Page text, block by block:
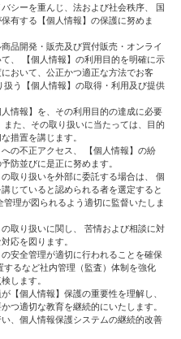
シーを重んじ、法および社会秩序、 国
有する【個人情報】の保護に努めま
品開発・販売及び買付販売・オンライ
、 【個人情報】の利用目的を明確に示
おいて、公正かつ適正な方法でお客
う【個人情報】の取得・利用及び提供
情報】を、その利用目的の達成に必要
た、その取り扱いに当たっては、目的
措置を講じます。
の不正アクセス、 【個人情報】の紛
防並びに是正に努めます。
取り扱いを外部に委託する場合は、 個
じていると認められる者を選定すると
理が図られるよう適切に監督いたしま
取り扱いに関し、 苦情および相談に対
応を図ります。
安全管理が適切に行われることを確保
るなど社内管理（監査）体制を強化
します。
【個人情報】保護の重要性を理解し、
つ適切な教育を継続的にいたします。
、個人情報保護システムの継続的改善